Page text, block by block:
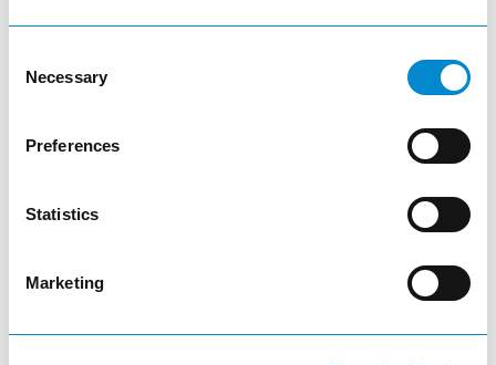
Selection
Necessary
Preferences
Statistics
Marketing
LISTA E-Multicabinet